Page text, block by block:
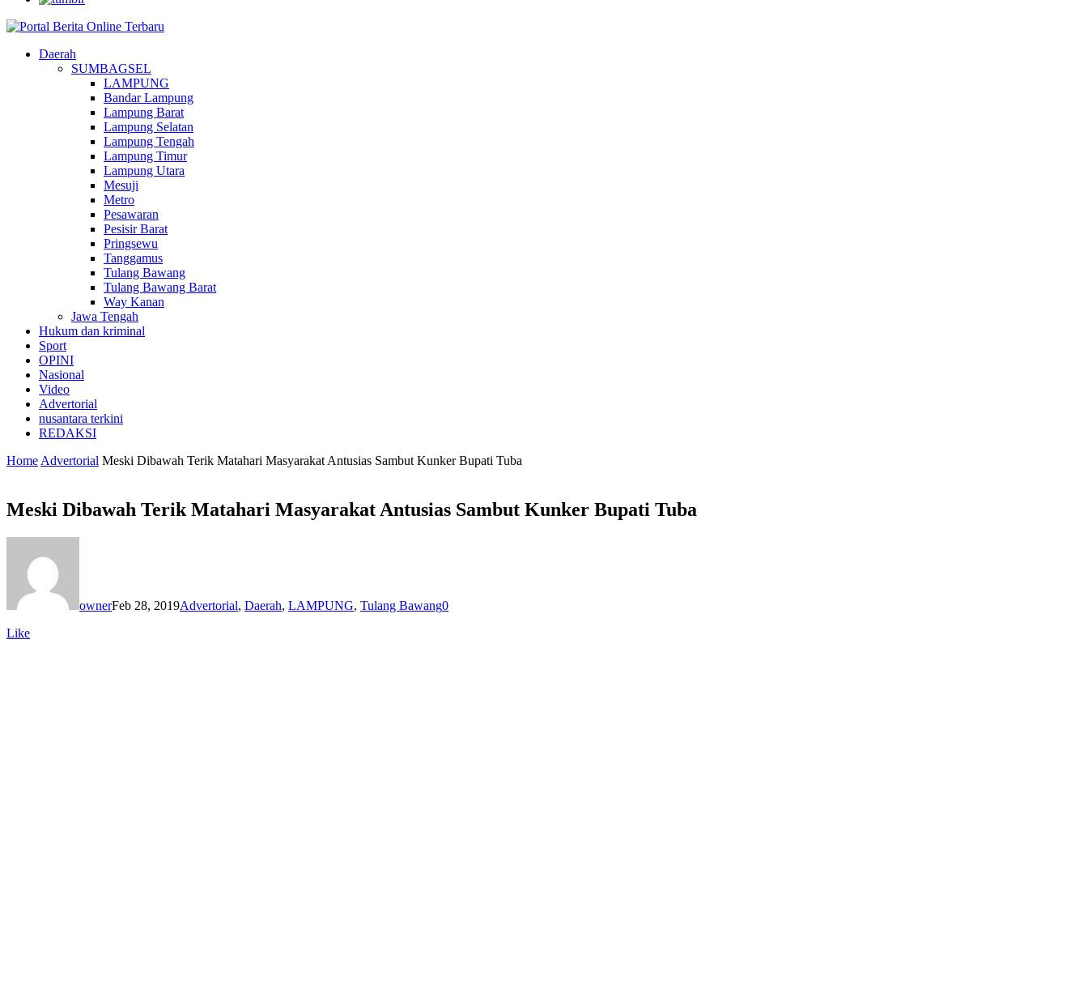
Daerah
SUMBAGSEL
LAMPUNG
Bandar Lampung
Lampung Barat
Lampung Selatan
Lampung Tengah
Lampung Timur
Lampung Utara
Mesuji
Metro
Pesawaran
Pesisir Barat
Pringsewu
Tanggamus
Tulang Bawang
Tulang Bawang Barat
Way Kanan
Jawa Tengah
Hukum dan kriminal
Sport
OPINI
Nasional
Video
Advertorial
nusantara terkini
REDAKSI
Home Advertorial Meski Dibawah Terik Matahari Masyarakat Antusias Sambut Kunker Bupati Tuba
Meski Dibawah Terik Matahari Masyarakat Antusias Sambut Kunker Bupati Tuba
ownerFeb 28, 2019Advertorial, Daerah, LAMPUNG, Tulang Bawang0
Like